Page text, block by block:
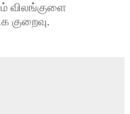
விலங்குளை
குறைவு.